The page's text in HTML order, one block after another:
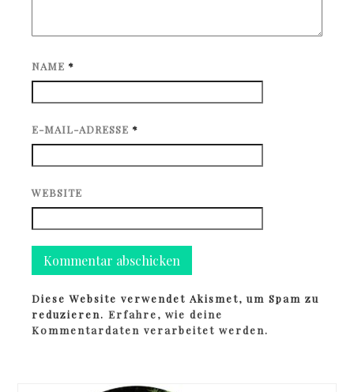
NAME *
E-MAIL-ADRESSE *
WEBSITE
Diese Website verwendet Akismet, um Spam zu
reduzieren.Erfahre, wie deine
Kommentardaten verarbeitet werden.